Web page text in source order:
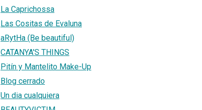
La Caprichossa
Las Cositas de Evaluna
aRytHa (Be beautiful)
CATANYA'S THINGS
Pitín y Mantelito Make-Up
Blog cerrado
Un dia cualquiera